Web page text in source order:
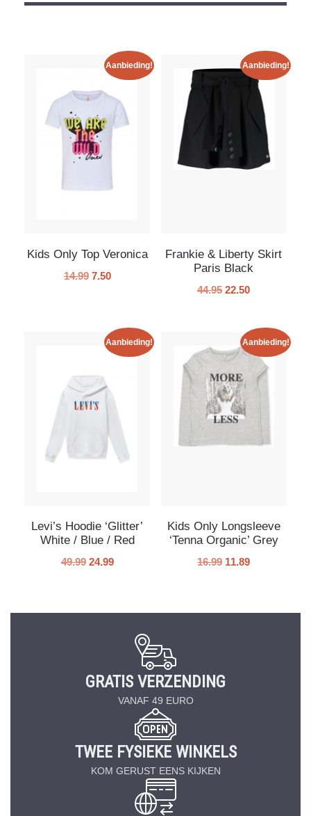
Aanbieding!
Kids Only Top Veronica
14.99 7.50
Aanbieding!
Frankie & Liberty Skirt
Paris Black
44.95 22.50
Aanbieding!
Levi’s Hoodie ‘Glitter’
White / Blue / Red
49.99 24.99
Aanbieding!
Kids Only Longsleeve
‘Tenna Organic’ Grey
16.99 11.89
GRATIS VERZENDING
VANAF 49 EURO
TWEE FYSIEKE WINKELS
KOM GERUST EENS KIJKEN